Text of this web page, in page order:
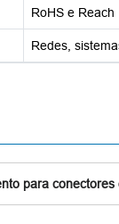
RoHS e Reach
Redes,
para conectores